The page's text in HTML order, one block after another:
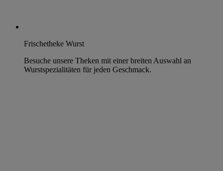
Frischetheke Wurst
Besuche unsere Theken mit einer breiten Auswahl an
Wurstspezialitäten für jeden Geschmack.